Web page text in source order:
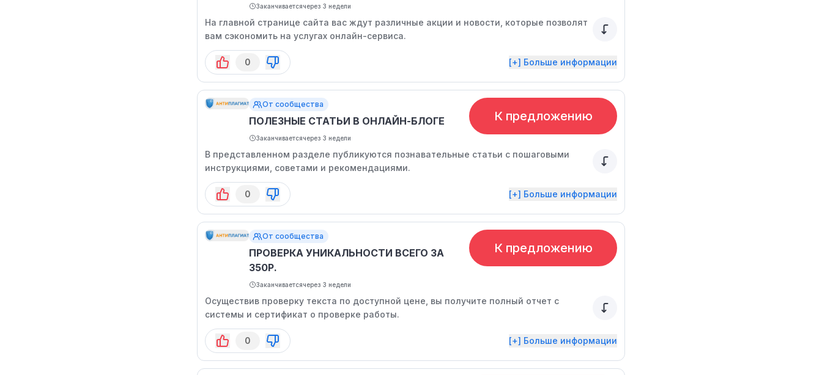
Заканчиваетсячерез 3 недели
На главной странице сайта вас ждут различные акции и новости, которые позволят
вам сэкономить на услугах онлайн-сервиса.
0 [+] Больше информации
От сообщества
ПОЛЕЗНЫЕ СТАТЬИ В ОНЛАЙН-БЛОГЕ
Заканчиваетсячерез 3 недели
К предложению
В представленном разделе публикуются познавательные статьи с пошаговыми
инструкциями, советами и рекомендациями.
0 [+] Больше информации
От сообщества
ПРОВЕРКА УНИКАЛЬНОСТИ ВСЕГО ЗА
350Р.
Заканчиваетсячерез 3 недели
К предложению
Осуществив проверку текста по доступной цене, вы получите полный отчет с
системы и сертификат о проверке работы.
0 [+] Больше информации